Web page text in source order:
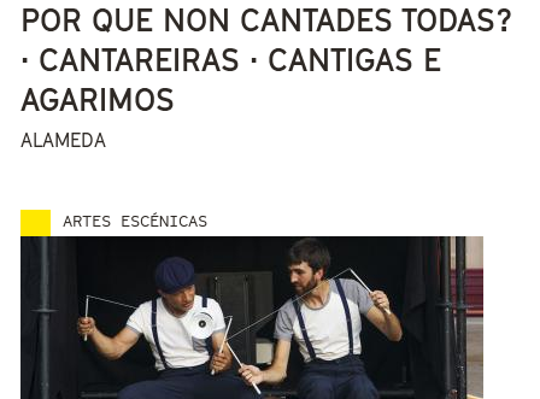
POR QUE NON CANTADES TODAS?
· CANTAREIRAS · CANTIGAS E
AGARIMOS
ALAMEDA
ARTES ESCÉNICAS